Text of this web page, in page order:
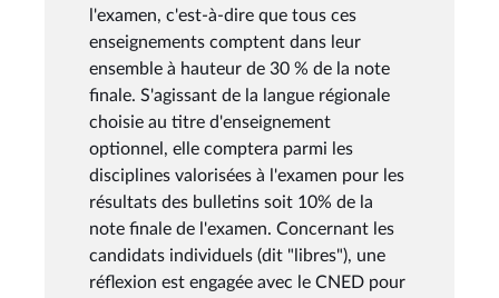
l'examen, c'est-à-dire que tous ces
enseignements comptent dans leur
ensemble à hauteur de 30 % de la note
finale. S'agissant de la langue régionale
choisie au titre d'enseignement
optionnel, elle comptera parmi les
disciplines valorisées à l'examen pour les
résultats des bulletins soit 10% de la
note finale de l'examen. Concernant les
candidats individuels (dit "libres"), une
réflexion est engagée avec le CNED pour